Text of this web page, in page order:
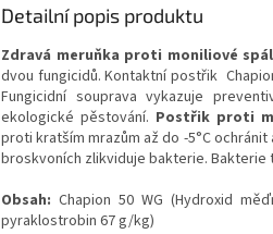
Detailní popis produktu
Zdravá meruňka proti moniliové
dvou fungicidů. Kontaktní postřik
Fungicidní souprava vykazuje
ekologické pěstování. Postřik proti
proti kratším mrazům až do -5°C
broskvoních zlikviduje bakterie.
Obsah:Chapion 50 WG (Hydroxid
pyraklostrobin 67 g/kg)